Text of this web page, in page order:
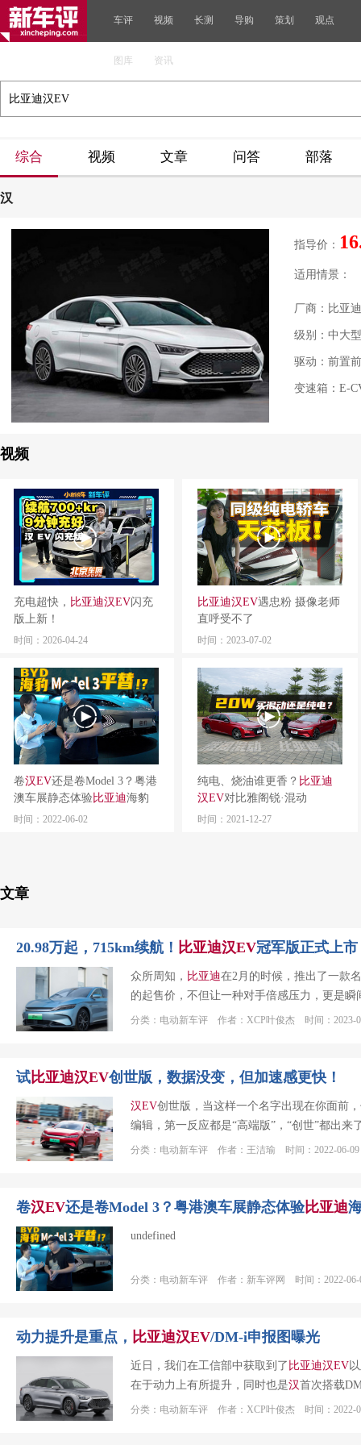
车评 视频 长测 导购 策划 观点
图库 资讯
综合 视频 文章 问答 部落
汉
指导价：
适用情景：
厂商：比亚迪
级别：中大
驱动：前置
变速箱：E-
视频
充电超快， 比亚迪汉EV闪充
版上新！
时间：2026-04-24
比亚迪汉EV遇忠粉 摄像老师
直呼受不了
时间：2023-07-02
卷汉EV还是卷Model 3？粤港
澳车展静态体验比亚迪海豹
时间：2022-06-02
纯电、烧油谁更香？ 比亚迪
汉EV对比雅阁锐·混动
时间：2021-12-27
文章
20.98万起，715km续航！ 比亚迪汉EV冠军版正式上市
众所周知， 比亚迪在2月的时候，推出了一款
的起售价，不但让一种对手倍感压力，更是
分类：电动新车评 作者：XCP叶俊杰 时间：2023-
试比亚迪汉EV创世版，数据没变，但加速感更快！
汉EV创世版，当这样一个名字出现在你面前
编辑，第一反应都是“高端版”，“创世”都出
分类：电动新车评 作者：王洁瑜 时间：2022-06-09
卷汉EV还是卷Model 3？粤港澳车展静态体验比亚迪
undefined
分类：电动新车评 作者：新车评网 时间：2022-06-
动力提升是重点， 比亚迪汉EV/DM-i申报图曝光
近日，我们在工信部中获取到了 比亚迪汉EV
在于动力上有所提升，同时也是汉首次搭载
分类：电动新车评 作者：XCP叶俊杰 时间：2022-